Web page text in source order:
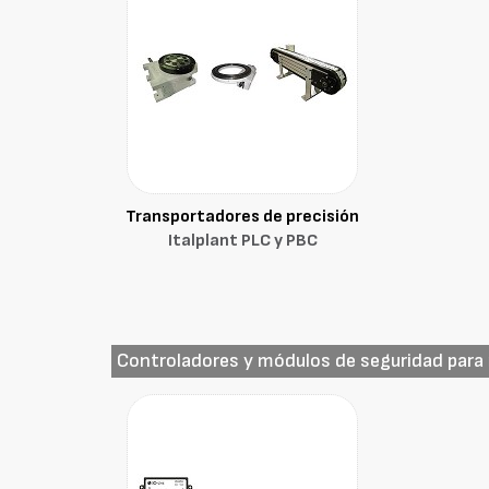
Transportadores de precisión
Italplant PLC y PBC
Controladores y módulos de seguridad para